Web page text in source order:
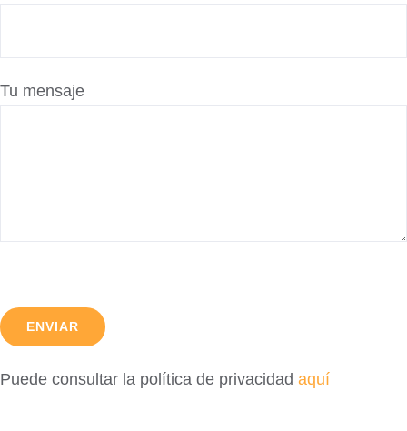
Tu mensaje
Puede consultar la política de privacidad aquí